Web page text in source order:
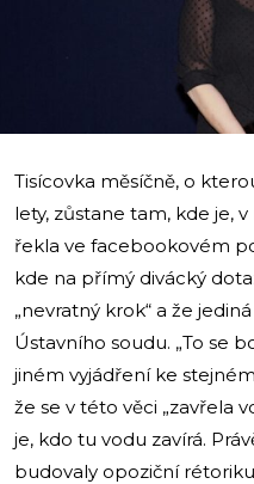
Tisícovka měsíčně, o
lety, zůstane tam, kde je,
řekla ve facebookovém
kde na přímý divácký
„nevratný krok“ a že
Ústavního soudu. „To se
jiném vyjádření ke
že se v této věci „zavřela
je, kdo tu vodu zavírá.
budovaly opoziční